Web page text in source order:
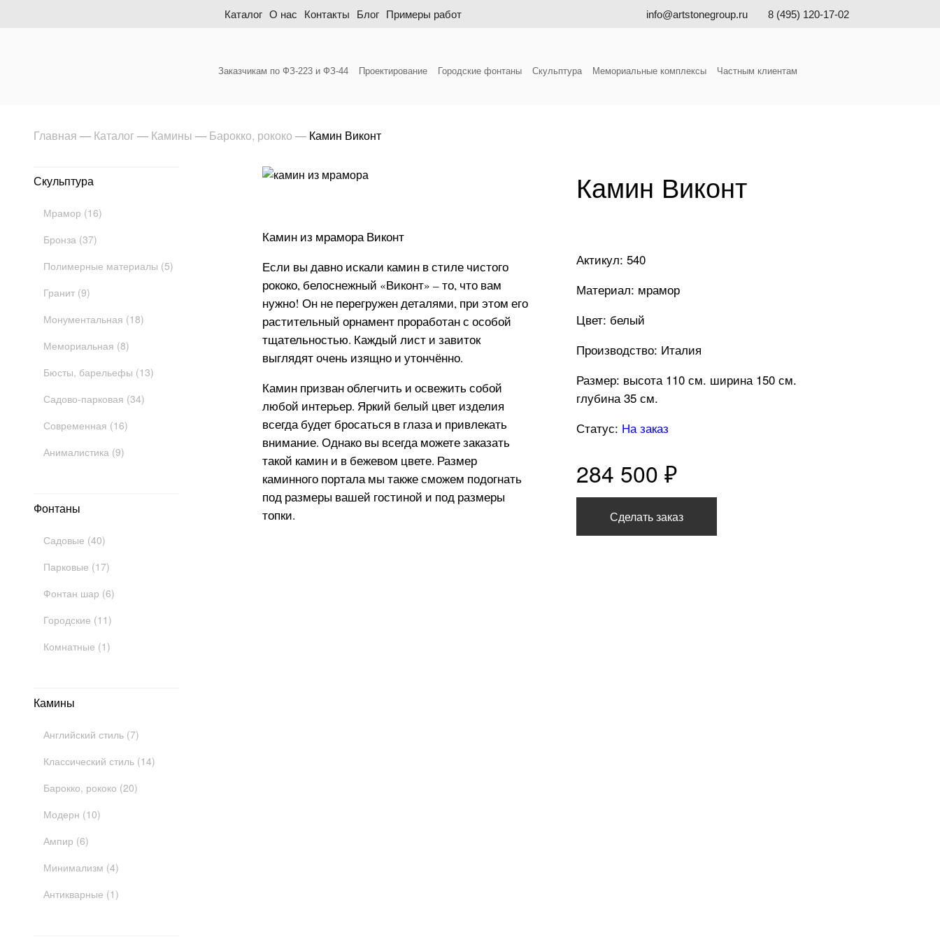
Примеры работ
Блог
Контакты
О нас
Каталог 8 (495) 120-17-02
info@artstonegroup.ru
Заказчикам по ФЗ-223 и ФЗ-44 Проектирование Городские фонтаны Скульптура Мемориальные комплексы Частным клиентам
Главная — Каталог— Камины — Барокко, рококо — Камин Виконт
Скульптура
Мрамор (16)
Бронза (37)
Полимерные материалы (5)
Гранит (9)
Монументальная (18)
Мемориальная (8)
Бюсты, барельефы (13)
Садово-парковая (34)
Современная (16)
Анималистика (9)
Фонтаны
Садовые (40)
Парковые (17)
Фонтан шар (6)
Городские (11)
Комнатные (1)
Камины
Английский стиль (7)
Классический стиль (14)
Барокко, рококо (20)
Модерн (10)
Ампир (6)
Минимализм (4)
Антикварные (1)
Камин из мрамора Виконт
Если вы давно искали камин в стиле чистого
рококо, белоснежный «Виконт» – то, что вам
нужно! Он не перегружен деталями, при этом его
растительный орнамент проработан с особой
тщательностью. Каждый лист и завиток
выглядят очень изящно и утончённо.
Камин призван облегчить и освежить собой
любой интерьер. Яркий белый цвет изделия
всегда будет бросаться в глаза и привлекать
внимание. Однако вы всегда можете заказать
такой камин и в бежевом цвете. Размер
каминного портала мы также сможем подогнать
под размеры вашей гостиной и под размеры
топки.
Камин Виконт
Актикул: 540
Материал: мрамор
Цвет: белый
Производство: Италия
Размер: высота 110 см. ширина 150 см.
глубина 35 см.
Статус: На заказ
284 500 ₽
Сделать заказ